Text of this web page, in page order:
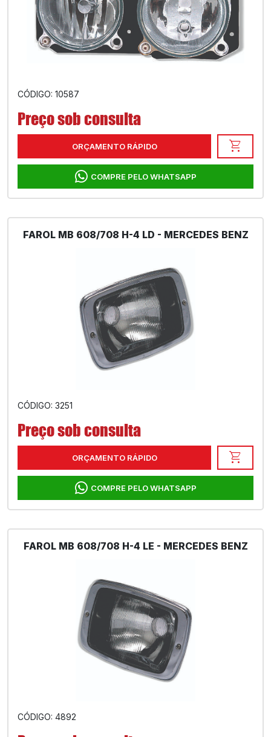
CÓDIGO: 10587
Preço sob consulta
ORÇAMENTO RÁPIDO shopping_cart
COMPRE PELO WHATSAPP
FAROL MB 608/708 H-4 LD - MERCEDES BENZ
CÓDIGO: 3251
Preço sob consulta
ORÇAMENTO RÁPIDO shopping_cart
COMPRE PELO WHATSAPP
FAROL MB 608/708 H-4 LE - MERCEDES BENZ
CÓDIGO: 4892